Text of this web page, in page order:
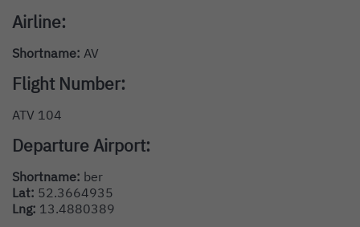
Airline:
Shortname: AV
Flight Number:
ATV 104
Departure Airport:
Shortname: ber
Lat: 52.3664935
Lng: 13.4880389